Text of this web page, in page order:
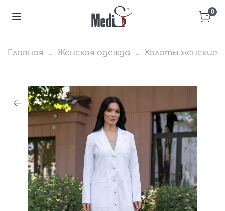
0
Главная Женская одежда Халаты женские